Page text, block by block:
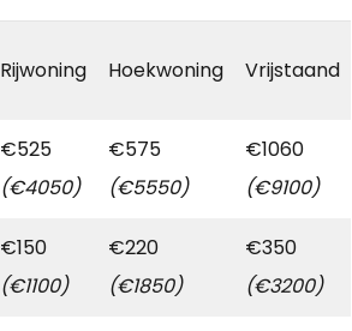
Rijwoning Hoekwoning Vrijstaand
€525
(€4050)
€575
(€5550)
€1060
(€9100)
€150
(€1100)
€220
(€1850)
€350
(€3200)